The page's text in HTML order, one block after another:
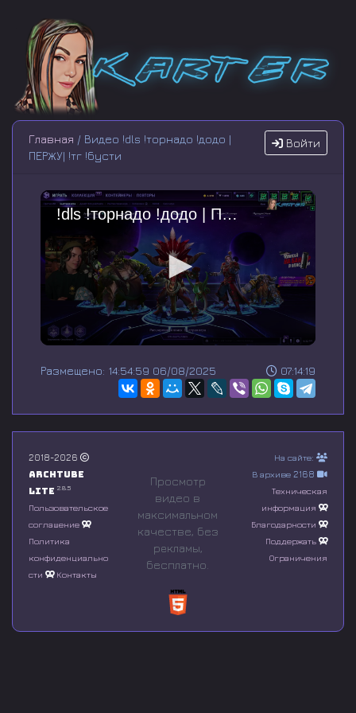
Войти
Главная / Видео !dls !торнадо !додо |
ПЕРЖУ| !тг !бусти
!dls !торнадо !додо | ПЕРЖУ| !тг !бусти
e
n
o
f
0
s
o
n
d
07:14:19
Размещено: 14:54:59 06/08/2025
2018-2026
Archtube
Lite 2.8.5
Пользовательское
соглашение
Политика
конфиденциально
сти
Контакты
Просмотр
видео в
максимальном
качестве, без
рeкламы,
бесплатно.
На сайте:
В архиве 2168
Техническая
информация
Благодарности
Поддержать
Ограничения